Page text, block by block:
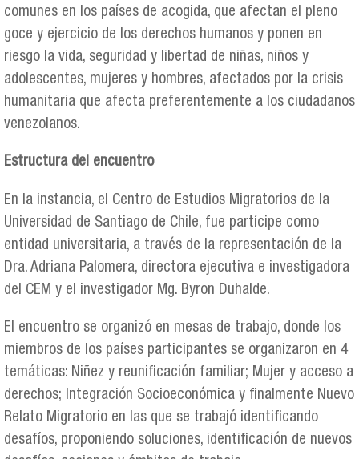
comunes en los países de acogida, que afectan el pleno
goce y ejercicio de los derechos humanos y ponen en
riesgo la vida, seguridad y libertad de niñas, niños y
adolescentes, mujeres y hombres, afectados por la crisis
humanitaria que afecta preferentemente a los ciudadanos
venezolanos.
Estructura del encuentro
En la instancia, el Centro de Estudios Migratorios de la
Universidad de Santiago de Chile, fue partícipe como
entidad universitaria, a través de la representación de la
Dra. Adriana Palomera, directora ejecutiva e investigadora
del CEM y el investigador Mg. Byron Duhalde.
El encuentro se organizó en mesas de trabajo, donde los
miembros de los países participantes se organizaron en 4
temáticas: Niñez y reunificación familiar; Mujer y acceso a
derechos; Integración Socioeconómica y finalmente Nuevo
Relato Migratorio en las que se trabajó identificando
desafíos, proponiendo soluciones, identificación de nuevos